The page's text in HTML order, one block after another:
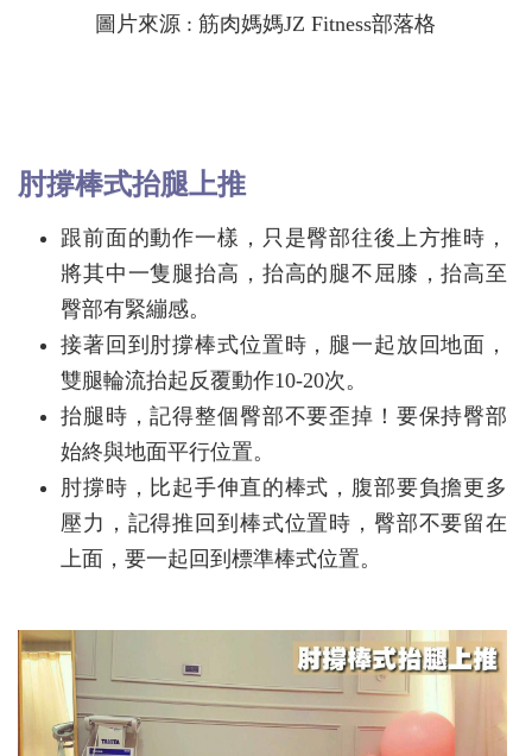
圖片來源 : 筋肉媽媽JZ Fitness部落格
肘撐棒式抬腿上推
跟前面的動作一樣，只是臀部往後上方推時，
將其中一隻腿抬高，抬高的腿不屈膝，抬高至
臀部有緊繃感。
接著回到肘撐棒式位置時，腿一起放回地面，
雙腿輪流抬起反覆動作10-20次。
抬腿時，記得整個臀部不要歪掉！要保持臀部
始終與地面平行位置。
肘撐時，比起手伸直的棒式，腹部要負擔更多
壓力，記得推回到棒式位置時，臀部不要留在
上面，要一起回到標準棒式位置。